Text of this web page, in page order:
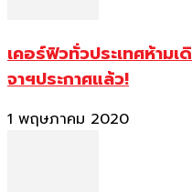
เคอร์ฟิวทั่วประเทศห้าม
จาฯประกาศแล้ว!
1 พฤษภาคม 2020